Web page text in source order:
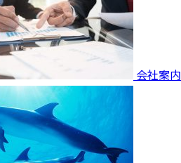
会社案内